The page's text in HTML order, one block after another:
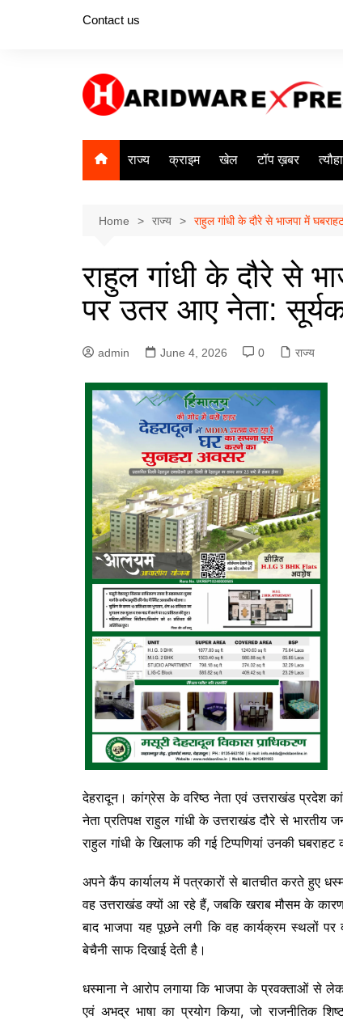
Contact us
राज्य क्राइम खेल टॉप ख़बर
Home राज्य राहुल गांधी के दौरे से भाजपा में
राहुल गांधी के दौरे से
पर उतर आए नेता:
admin June 4, 2026 0 राज्य
देहरादून। कांग्रेस के वरिष्ठ नेता एवं उत्तराखंड प्रदेश
नेता प्रतिपक्ष राहुल गांधी के उत्तराखंड दौरे से भारतीय
राहुल गांधी के खिलाफ की गई टिप्पणियां उनकी घबराहट
अपने कैंप कार्यालय में पत्रकारों से बातचीत करते हुए
वह उत्तराखंड क्यों आ रहे हैं, जबकि खराब मौसम के
बाद भाजपा यह पूछने लगी कि वह कार्यक्रम स्थलों
बेचैनी साफ दिखाई देती है।
धस्माना ने आरोप लगाया कि भाजपा के प्रवक्ताओं से
एवं अभद्र भाषा का प्रयोग किया, जो राजनीतिक